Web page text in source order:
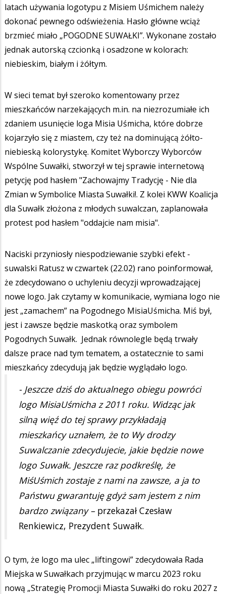
latach używania logotypu z Misiem Uśmichem należy
dokonać pewnego odświeżenia. Hasło główne wciąż
brzmieć miało „POGODNE SUWAŁKI”. Wykonane zostało
jednak autorską czcionką i osadzone w kolorach:
niebieskim, białym i żółtym.
W sieci temat był szeroko komentowany przez
mieszkańców narzekających m.in. na niezrozumiałe ich
zdaniem usunięcie loga Misia Uśmicha, które dobrze
kojarzyło się z miastem, czy też na dominującą żółto-
niebieską kolorystykę. Komitet Wyborczy Wyborców
Wspólne Suwałki, stworzył w tej sprawie internetową
petycję pod hasłem "Zachowajmy Tradycję - Nie dla
Zmian w Symbolice Miasta Suwałki!. Z kolei KWW Koalicja
dla Suwałk złożona z młodych suwalczan, zaplanowała
protest pod hasłem "oddajcie nam misia".
Naciski przyniosły niespodziewanie szybki efekt -
suwalski Ratusz w czwartek (22.02) rano poinformował,
że zdecydowano o uchyleniu decyzji wprowadzającej
nowe logo. Jak czytamy w komunikacie, wymiana logo nie
jest „zamachem” na Pogodnego MisiaUśmicha. Miś był,
jest i zawsze będzie maskotką oraz symbolem
Pogodnych Suwałk. Jednak równolegle będą trwały
dalsze prace nad tym tematem, a ostatecznie to sami
mieszkańcy zdecydują jak będzie wyglądało logo.
- Jeszcze dziś do aktualnego obiegu powróci
logo MisiaUśmicha z 2011 roku. Widząc jak
silną więź do tej sprawy przykładają
mieszkańcy uznałem, że to Wy drodzy
Suwalczanie zdecydujecie, jakie będzie nowe
logo Suwałk. Jeszcze raz podkreślę, że
MiśUśmich zostaje z nami na zawsze, a ja to
Państwu gwarantuję gdyż sam jestem z nim
bardzo związany –przekazał Czesław
Renkiewicz, Prezydent Suwałk.
O tym, że logo ma ulec „liftingowi” zdecydowała Rada
Miejska w Suwałkach przyjmując w marcu 2023 roku
nową „Strategię Promocji Miasta Suwałki do roku 2027 z